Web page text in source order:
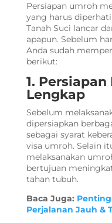
Persiapan umroh
yang harus
Tanah Suci lancar
apapun. Sebelum
Anda sudah
berikut:
1.
Lengkap
Sebelum
dipersiapkan
sebagai syarat
visa umroh. Selain
melaksanakan
bertujuan
tahan tubuh.
Baca Juga:
Perjalanan Jauh &